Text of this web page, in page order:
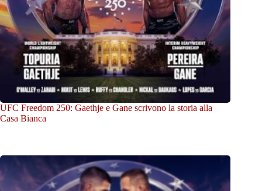
UFC Freedom 250: Gaethje e Gane scrivono la storia alla
Casa Bianca